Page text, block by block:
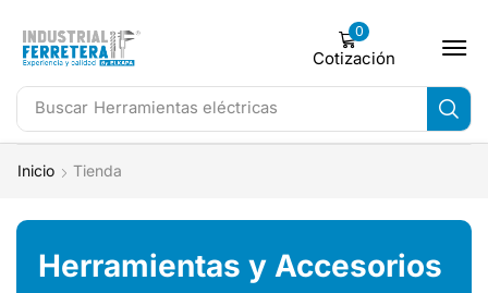
Buscar Herramientas eléctricas
0
Cotización
Inicio Tienda
Herramientas y Accesorios